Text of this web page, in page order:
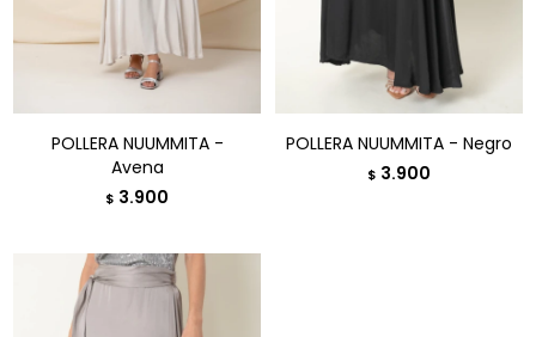
POLLERA NUUMMITA -
Avena
$ 3.900
POLLERA NUUMMITA - Negro
$ 3.900